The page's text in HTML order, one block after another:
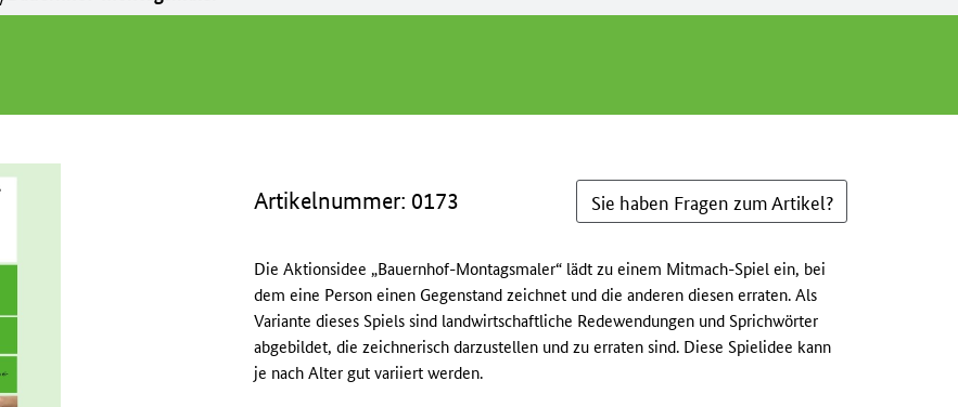
Artikelnummer: 0173 Sie haben Fragen zum Artikel?
Die Aktionsidee „Bauernhof-Montagsmaler“ lädt zu einem Mitmach-Spiel ein, bei
dem eine Person einen Gegenstand zeichnet und die anderen diesen erraten. Als
Variante dieses Spiels sind landwirtschaftliche Redewendungen und Sprichwörter
abgebildet, die zeichnerisch darzustellen und zu erraten sind. Diese Spielidee kann
je nach Alter gut variiert werden.